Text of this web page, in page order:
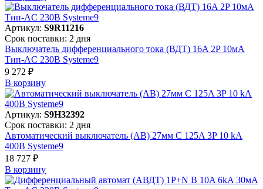
Артикул: S9R11216
Срок поставки: 2 дня
Выключатель дифференциального тока (ВДТ) 16A 2P 10мА
Тип-AC 230В Systeme9
9 272 ₽
В корзинy
Артикул: S9H32392
Срок поставки: 2 дня
Автоматический выключатель (АВ) 27мм C 125A 3P 10 kA
400В Systeme9
18 727 ₽
В корзинy